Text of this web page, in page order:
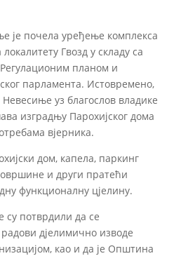
је почела уређење комплекса
Гвозд у складу са
планом и
парламента. Истовремено,
уз благослов владике
изградњу Парохијског дома
вјерника.
дом, капела, паркинг
и други пратећи
функционалну цјелину.
су потврдили да се
дјелимично изводе
као и да је Општина